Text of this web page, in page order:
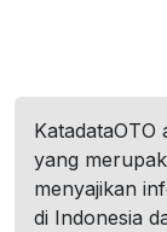
yang
menyajikan
di Indonesia